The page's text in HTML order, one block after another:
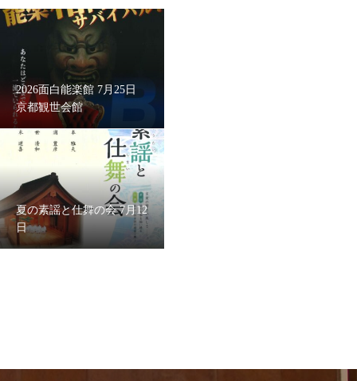
2026面白能楽館 7月25日
京都観世会館
夏の素謡と仕舞の会 7月12
日